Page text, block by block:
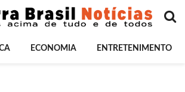
ECONOMIA ENTRETENIMENTO